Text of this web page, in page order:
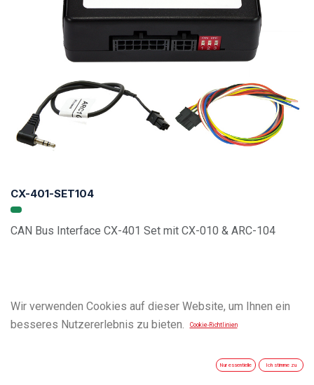
CX-401-SET104
CAN Bus Interface CX-401 Set mit CX-010 & ARC-104
Wir verwenden Cookies auf dieser Website, um Ihnen ein
besseres Nutzererlebnis zu bieten.
Cookie-Richtlinien
Nur essentielle Ich stimme zu